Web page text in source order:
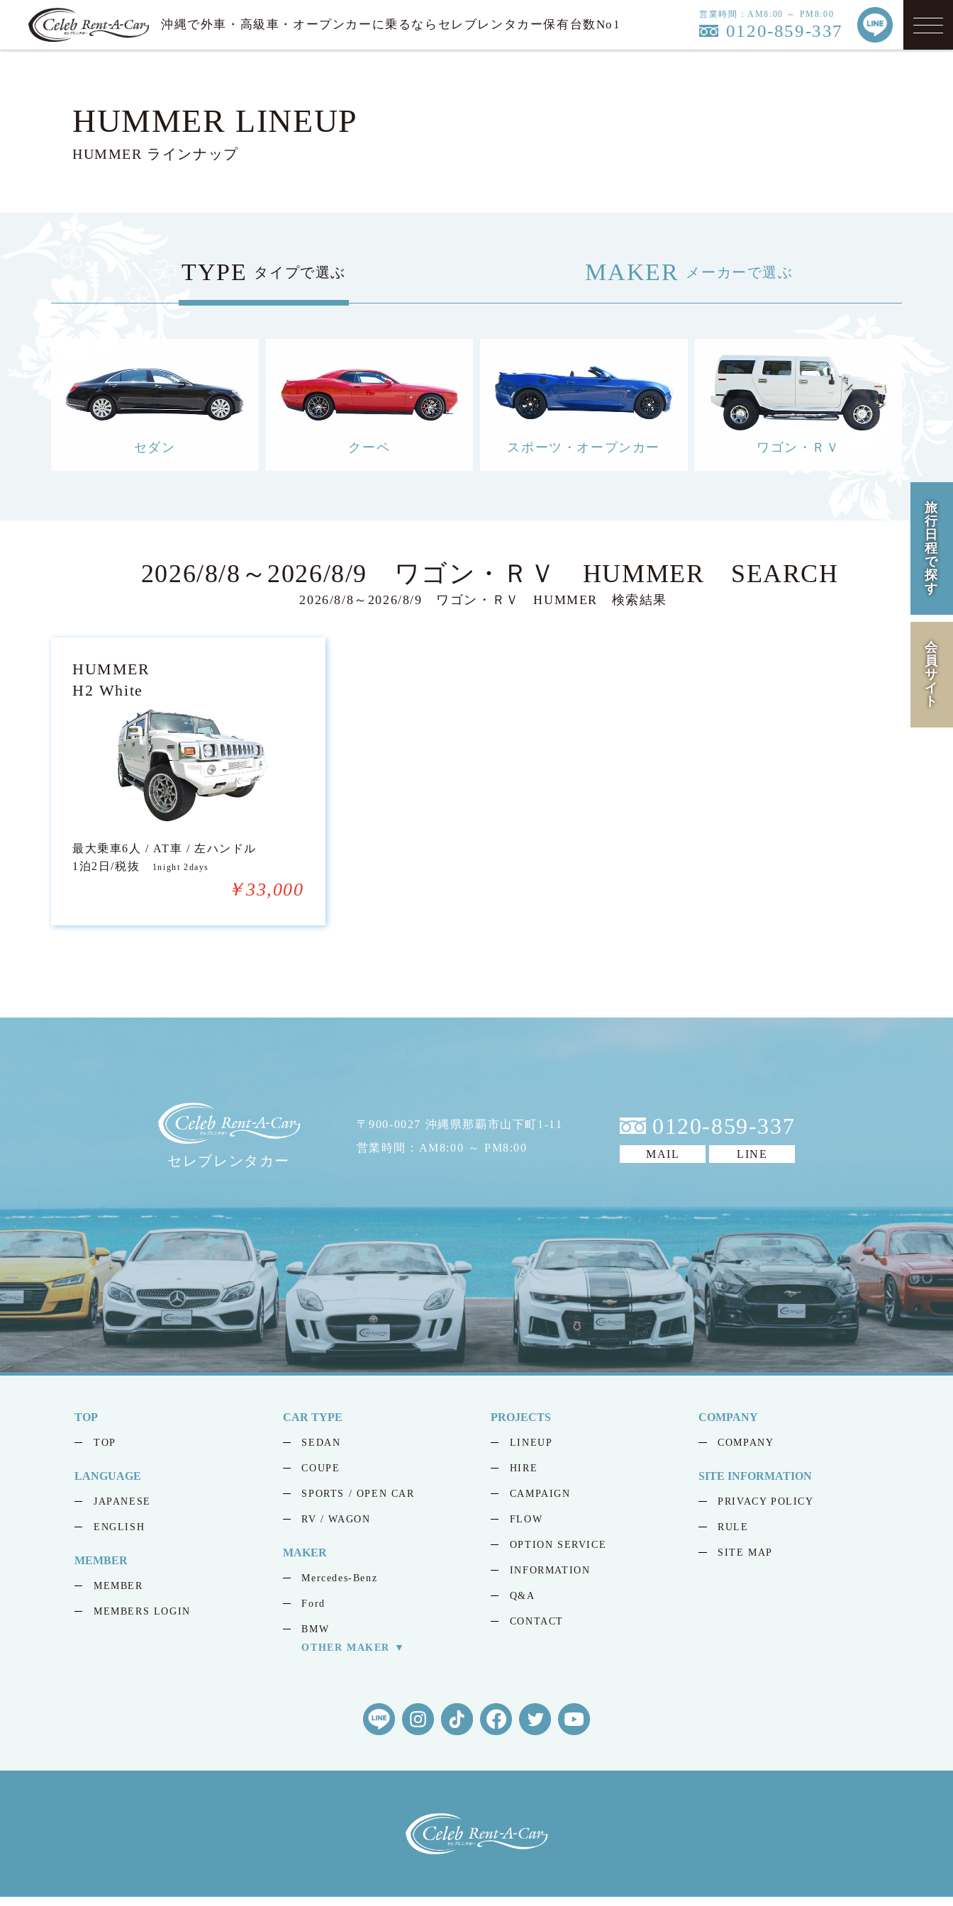
沖縄で外車・高級車・オープンカーに乗るならセレブレンタカー保有台数No1
営業時間：AM8:00 ～ PM8:00
0120-859-337
HUMMER LINEUP
HUMMER ラインナップ
TYPE タイプで選ぶ MAKER メーカーで選ぶ
セダン クーペ スポーツ・オープンカー ワゴン・ＲＶ
2026/8/8～2026/8/9 ワゴン・ＲＶ HUMMER SEARCH
2026/8/8～2026/8/9 ワゴン・ＲＶ HUMMER 検索結果
HUMMER
H2 White
最大乗車6人 / AT車 / 左ハンドル
1泊2日/税抜
1night 2days
￥33,000
旅
行
日
程
で
探
す
会
員
サ
イ
ト
セレブレンタカー
〒900-0027 沖縄県那覇市山下町1-11
営業時間：AM8:00 ～ PM8:00
0120-859-337
MAIL LINE
TOP
TOP
LANGUAGE
JAPANESE
ENGLISH
MEMBER
MEMBER
MEMBERS LOGIN
CAR TYPE
SEDAN
COUPE
SPORTS / OPEN CAR
RV / WAGON
MAKER
Mercedes-Benz
Ford
BMW
OTHER MAKER
PROJECTS
LINEUP
HIRE
CAMPAIGN
FLOW
OPTION SERVICE
INFORMATION
Q&A
CONTACT
COMPANY
COMPANY
SITE INFORMATION
PRIVACY POLICY
RULE
SITE MAP